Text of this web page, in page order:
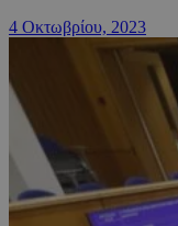
4 Οκτωβρίου, 2023